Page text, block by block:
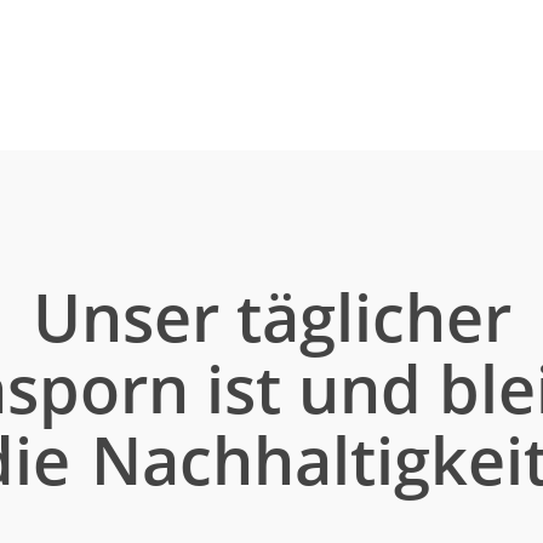
Unser täglicher
ist und